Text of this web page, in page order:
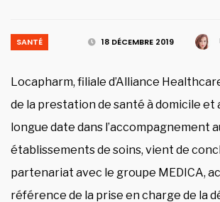
18 DÉCEMBRE 2019
SANTÉ
Locapharm, filiale d’Alliance
de la prestation de santé à domicile et
longue date dans l’accompagnement
établissements de soins, vient de
partenariat avec le groupe MEDICA,
référence de la prise en charge de la